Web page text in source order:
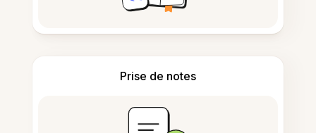
Prise de notes